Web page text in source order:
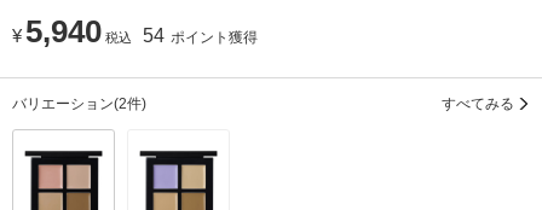
¥ 5,940 税込 54 ポイント獲得
バリエーション(2件) すべてみる